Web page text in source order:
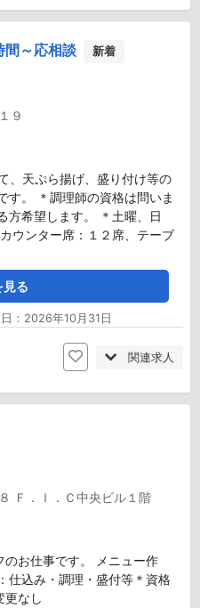
間～応相談 新着
９
、天ぷら揚げ、盛り付け等の
す。 ＊調理師の資格は問いま
方希望します。 ＊土曜、日
ウンター席：１２席、テーブ
見る
：2026年10月31日
関連求人
Ｆ．Ｉ．Ｃ中央ビル１階
のお仕事です。 メニュー作
仕込み・調理・盛付等＊資格
更なし